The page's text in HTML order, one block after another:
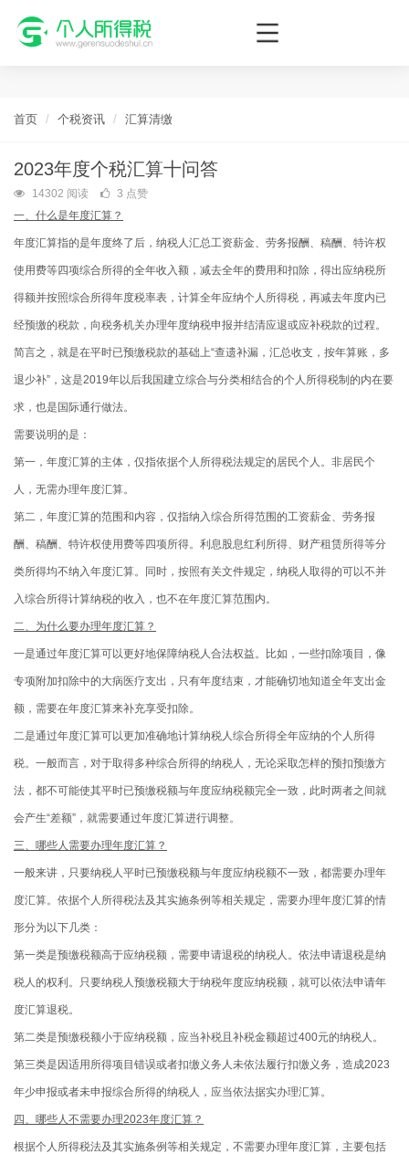
个人所得税网，最新个税资讯平台，您的个税管理专家！
首页 个税资讯 汇算清缴
2023年度个税汇算十问答
14302 阅读
3 点赞
一、什么是年度汇算？
年度汇算指的是年度终了后，纳税人汇总工资薪金、劳务报酬、稿酬、特许权
使用费等四项综合所得的全年收入额，减去全年的费用和扣除，得出应纳税所
得额并按照综合所得年度税率表，计算全年应纳个人所得税，再减去年度内已
经预缴的税款，向税务机关办理年度纳税申报并结清应退或应补税款的过程。
简言之，就是在平时已预缴税款的基础上“查遗补漏，汇总收支，按年算账，多
退少补”，这是2019年以后我国建立综合与分类相结合的个人所得税制的内在要
求，也是国际通行做法。
需要说明的是：
第一，年度汇算的主体，仅指依据个人所得税法规定的居民个人。非居民个
人，无需办理年度汇算。
第二，年度汇算的范围和内容，仅指纳入综合所得范围的工资薪金、劳务报
酬、稿酬、特许权使用费等四项所得。利息股息红利所得、财产租赁所得等分
类所得均不纳入年度汇算。同时，按照有关文件规定，纳税人取得的可以不并
入综合所得计算纳税的收入，也不在年度汇算范围内。
二、为什么要办理年度汇算？
一是通过年度汇算可以更好地保障纳税人合法权益。比如，一些扣除项目，像
专项附加扣除中的大病医疗支出，只有年度结束，才能确切地知道全年支出金
额，需要在年度汇算来补充享受扣除。
二是通过年度汇算可以更加准确地计算纳税人综合所得全年应纳的个人所得
税。一般而言，对于取得多种综合所得的纳税人，无论采取怎样的预扣预缴方
法，都不可能使其平时已预缴税额与年度应纳税额完全一致，此时两者之间就
会产生“差额”，就需要通过年度汇算进行调整。
三、哪些人需要办理年度汇算？
一般来讲，只要纳税人平时已预缴税额与年度应纳税额不一致，都需要办理年
度汇算。依据个人所得税法及其实施条例等相关规定，需要办理年度汇算的情
形分为以下几类：
第一类是预缴税额高于应纳税额，需要申请退税的纳税人。依法申请退税是纳
税人的权利。只要纳税人预缴税额大于纳税年度应纳税额，就可以依法申请年
度汇算退税。
第二类是预缴税额小于应纳税额，应当补税且补税金额超过400元的纳税人。
第三类是因适用所得项目错误或者扣缴义务人未依法履行扣缴义务，造成2023
年少申报或者未申报综合所得的纳税人，应当依法据实办理汇算。
四、哪些人不需要办理2023年度汇算？
根据个人所得税法及其实施条例等相关规定，不需要办理年度汇算，主要包括